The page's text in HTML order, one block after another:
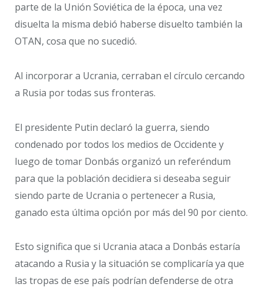
parte de la Unión Soviética de la época, una vez
disuelta la misma debió haberse disuelto también la
OTAN, cosa que no sucedió.
Al incorporar a Ucrania, cerraban el círculo cercando
a Rusia por todas sus fronteras.
El presidente Putin declaró la guerra, siendo
condenado por todos los medios de Occidente y
luego de tomar Donbás organizó un referéndum
para que la población decidiera si deseaba seguir
siendo parte de Ucrania o pertenecer a Rusia,
ganado esta última opción por más del 90 por ciento.
Esto significa que si Ucrania ataca a Donbás estaría
atacando a Rusia y la situación se complicaría ya que
las tropas de ese país podrían defenderse de otra